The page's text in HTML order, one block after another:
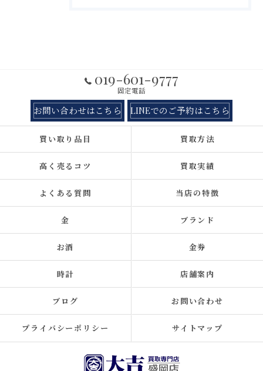
019-601-9777
固定電話
お問い合わせはこちら LINEでのご予約はこちら
買い取り品目 買取方法
高く売るコツ 買取実績
よくある質問 当店の特徴
金 ブランド
お酒 金券
時計 店舗案内
ブログ お問い合わせ
プライバシーポリシー サイトマップ